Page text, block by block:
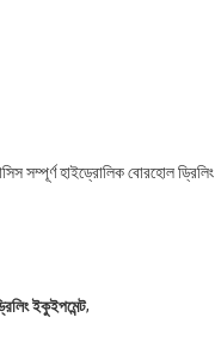
সম্পূর্ণ হাইড্রোলিক বোরহোল ড্রিলিং
ইকুইপমেন্ট,